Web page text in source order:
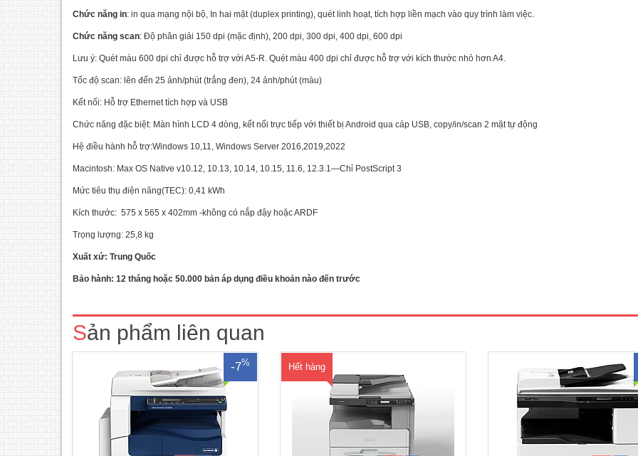
Chức năng in: in qua mạng nội bộ, In hai mặt (duplex printing), quét linh hoạt, tích hợp liền mạch vào quy trình làm việc.
Chức năng scan: Độ phân giải 150 dpi (mặc định), 200 dpi, 300 dpi, 400 dpi, 600 dpi
Lưu ý: Quét màu 600 dpi chỉ được hỗ trợ với A5-R. Quét màu 400 dpi chỉ được hỗ trợ với kích thước nhỏ hơn A4.
Tốc độ scan: lên đến 25 ảnh/phút (trắng đen), 24 ảnh/phút (màu)
Kết nối: Hỗ trợ Ethernet tích hợp và USB
Chức năng đặc biệt: Màn hình LCD 4 dòng, kết nối trực tiếp với thiết bị Android qua cáp USB, copy/in/scan 2 mặt tự động
Hệ điều hành hỗ trợ:Windows 10,11, Windows Server 2016,2019,2022
Macintosh: Max OS Native v10.12, 10.13, 10.14, 10.15, 11.6, 12.3.1—Chỉ PostScript 3
Mức tiêu thụ điện năng(TEC): 0,41 kWh
Kích thước: 575 x 565 x 402mm -không có nắp đậy hoặc ARDF
Trọng lượng: 25,8 kg
Xuất xứ: Trung Quốc
Bảo hành: 12 tháng hoặc 50.000 bản áp dụng điều khoản nào đến trước
Sản phẩm liên quan
-7%
Máy photocopy kỹ thuật số Fuji Xerox DC
+IN+SCAN MÀU- Chức năng Copy: Tốc
Phóng to-thu nhỏ: 25-400%-Thời gian
khởi động 19 giây hoặc ít hơn- Bộ nạp và
đảo bản gốc 2 mặt tự động (..
Hết hàng
Scan + Duplex + ARDF 2030) Máy hiện
dòng máy mới hoặc gọi điện để được tư
27 trang A4/phútKhổ giấy: A6 -